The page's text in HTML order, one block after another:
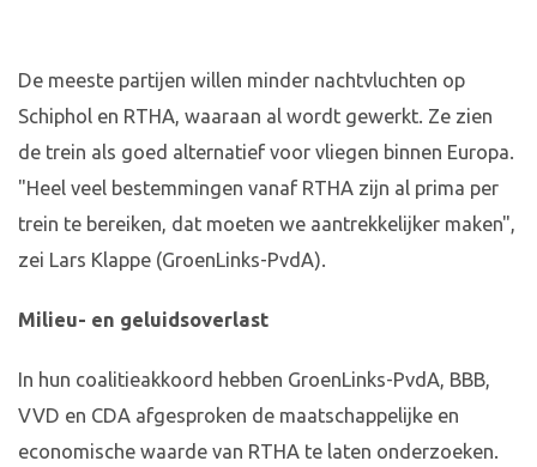
De meeste partijen willen minder nachtvluchten op
Schiphol en RTHA, waaraan al wordt gewerkt. Ze zien
de trein als goed alternatief voor vliegen binnen Europa.
"Heel veel bestemmingen vanaf RTHA zijn al prima per
trein te bereiken, dat moeten we aantrekkelijker maken",
zei Lars Klappe (GroenLinks-PvdA).
Milieu- en geluidsoverlast
In hun coalitieakkoord hebben GroenLinks-PvdA, BBB,
VVD en CDA afgesproken de maatschappelijke en
economische waarde van RTHA te laten onderzoeken.